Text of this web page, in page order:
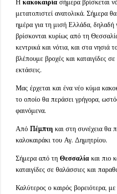
Η κακοκαιρία σήμερα βρίσκεται
μετατοπιστεί ανατολικά. Σήμερα
ημέρα για τη μισή Ελλάδα, δηλαδή
βρίσκονται κυρίως από τη
κεντρικά και νότια, και στα νησιά
βλέπουμε βροχές και καταιγίδες
εκτάσεις.
Μας έρχεται και ένα νέο κύμα
το οποίο θα περάσει γρήγορα,
φαινόμενα.
Από Πέμπτη και στη συνέχεια θα
καλοκαιράκι του Αγ. Δημητρίου.
Σήμερα από τη Θεσσαλία και πιο
καταιγίδες σε θαλάσσιες και
Καλύτερος ο καιρός βορειότερα,